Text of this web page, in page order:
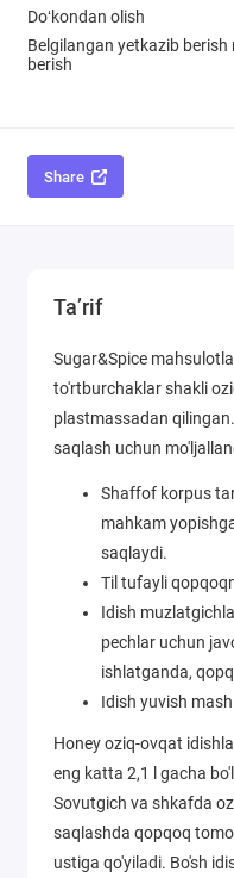
Doʻkondan olish
Belgilangan yetkazib
berish
Share
Ta’rif
Sugar&Spice
to'rtburchaklar shakli
plastmassadan
saqlash uchun
Shaffof korpus
mahkam
saqlaydi.
Til tufayli
Idish
pechlar uchun
ishlatganda,
Idish yuvish
Honey oziq-ovqat
eng katta 2,1 l gacha
Sovutgich va shkafda
saqlashda qopqoq
ustiga qo'yiladi. Bo'sh